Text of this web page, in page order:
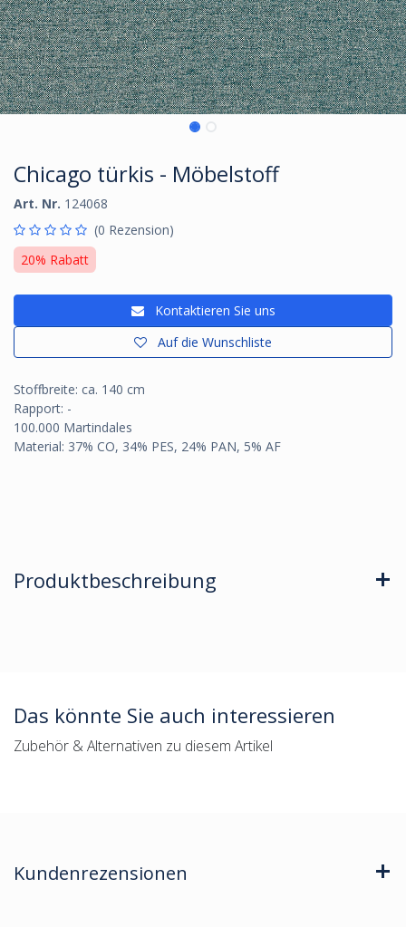
Chicago türkis - Möbelstoff
Art. Nr. 124068
(0 Rezension)
20% Rabatt
Kontaktieren Sie uns
Auf die Wunschliste
Stoffbreite: ca. 140 cm
Rapport: -
100.000 Martindales
Material: 37% CO, 34% PES, 24% PAN, 5% AF
Produktbeschreibung
Das könnte Sie auch interessieren
Zubehör & Alternativen zu diesem Artikel
Kundenrezensionen